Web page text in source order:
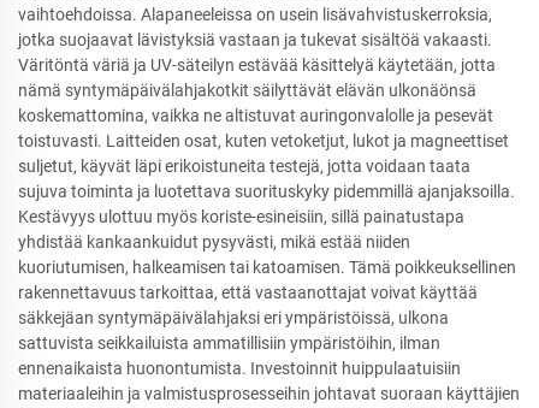
vaihtoehdoissa. Alapaneeleissa on usein lisävahvistuskerroksia,
jotka suojaavat lävistyksiä vastaan ja tukevat sisältöä vakaasti.
Väritöntä väriä ja UV-säteilyn estävää käsittelyä käytetään, jotta
nämä syntymäpäivälahjakotkit säilyttävät elävän ulkonäönsä
koskemattomina, vaikka ne altistuvat auringonvalolle ja pesevät
toistuvasti. Laitteiden osat, kuten vetoketjut, lukot ja magneettiset
suljetut, käyvät läpi erikoistuneita testejä, jotta voidaan taata
sujuva toiminta ja luotettava suorituskyky pidemmillä ajanjaksoilla.
Kestävyys ulottuu myös koriste-esineisiin, sillä painatustapa
yhdistää kankaankuidut pysyvästi, mikä estää niiden
kuoriutumisen, halkeamisen tai katoamisen. Tämä poikkeuksellinen
rakennettavuus tarkoittaa, että vastaanottajat voivat käyttää
säkkejäan syntymäpäivälahjaksi eri ympäristöissä, ulkona
sattuvista seikkailuista ammatillisiin ympäristöihin, ilman
ennenaikaista huonontumista. Investoinnit huippulaatuisiin
materiaaleihin ja valmistusprosesseihin johtavat suoraan käyttäjien